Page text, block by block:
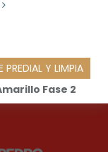
PREDIAL Y LIMPIA
Fase 2